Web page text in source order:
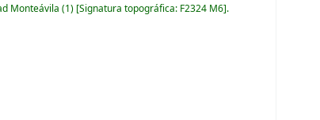
Monteávila (1) Signatura topográfica: F2324 M6 .